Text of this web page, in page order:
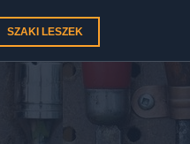
SZAKI LESZEK